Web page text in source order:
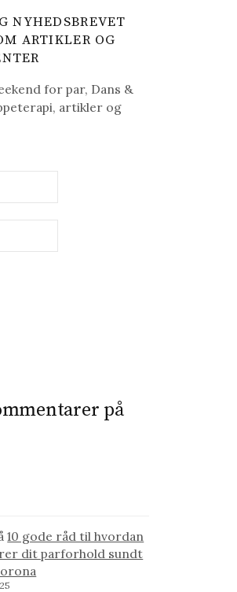
NYHEDSBREVET
ARTIKLER OG
for par, Dans &
artikler og
på
10 gode råd til hvordan
dit parforhold sundt